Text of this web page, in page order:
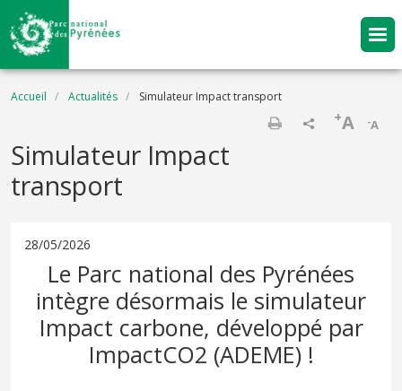
Aller au contenu principal
Fil d'Ariane
Accueil Actualités Simulateur Impact transport
-A
+A
Simulateur Impact
transport
28/05/2026
Le Parc national des Pyrénées
intègre désormais le simulateur
Impact carbone, développé par
ImpactCO2 (ADEME) !